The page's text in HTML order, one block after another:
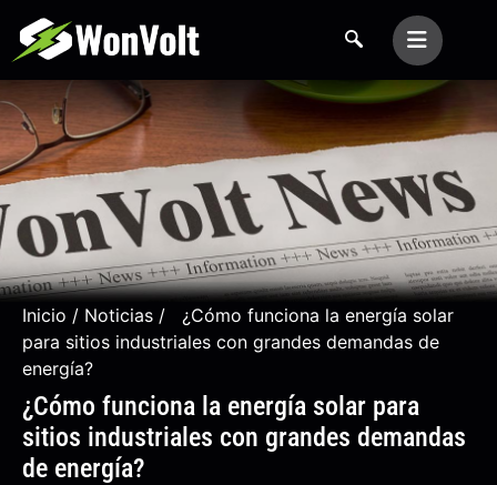
Inicio / Noticias / ¿Cómo funciona la energía solar
para sitios industriales con grandes demandas de
energía?
¿Cómo funciona la energía solar para
sitios industriales con grandes demandas
de energía?